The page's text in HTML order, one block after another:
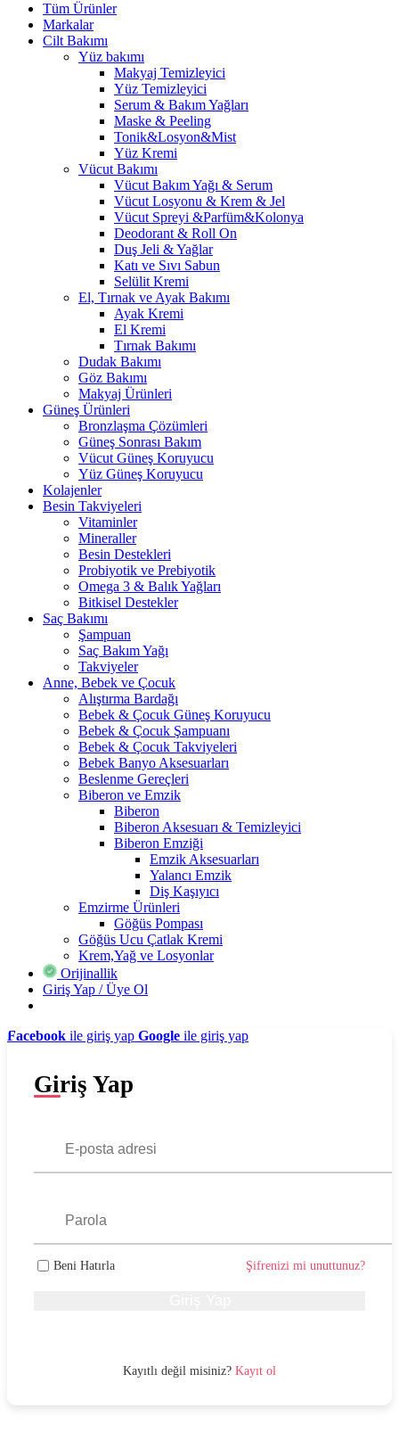
Tüm Ürünler
Markalar
Cilt Bakımı
Yüz bakımı
Makyaj Temizleyici
Yüz Temizleyici
Serum & Bakım Yağları
Maske & Peeling
Tonik&Losyon&Mist
Yüz Kremi
Vücut Bakımı
Vücut Bakım Yağı & Serum
Vücut Losyonu & Krem & Jel
Vücut Spreyi &Parfüm&Kolonya
Deodorant & Roll On
Duş Jeli & Yağlar
Katı ve Sıvı Sabun
Selülit Kremi
El, Tırnak ve Ayak Bakımı
Ayak Kremi
El Kremi
Tırnak Bakımı
Dudak Bakımı
Göz Bakımı
Makyaj Ürünleri
Güneş Ürünleri
Bronzlaşma Çözümleri
Güneş Sonrası Bakım
Vücut Güneş Koruyucu
Yüz Güneş Koruyucu
Kolajenler
Besin Takviyeleri
Vitaminler
Mineraller
Besin Destekleri
Probiyotik ve Prebiyotik
Omega 3 & Balık Yağları
Bitkisel Destekler
Saç Bakımı
Şampuan
Saç Bakım Yağı
Takviyeler
Anne, Bebek ve Çocuk
Alıştırma Bardağı
Bebek & Çocuk Güneş Koruyucu
Bebek & Çocuk Şampuanı
Bebek & Çocuk Takviyeleri
Bebek Banyo Aksesuarları
Beslenme Gereçleri
Biberon ve Emzik
Biberon
Biberon Aksesuarı & Temizleyici
Biberon Emziği
Emzik Aksesuarları
Yalancı Emzik
Diş Kaşıyıcı
Emzirme Ürünleri
Göğüs Pompası
Göğüs Ucu Çatlak Kremi
Krem,Yağ ve Losyonlar
Orijinallik
Giriş Yap / Üye Ol
Facebook ile giriş yap Google ile giriş yap
Giriş Yap
Beni Hatırla Şifrenizi mi unuttunuz?
Kayıtlı değil misiniz? Kayıt ol